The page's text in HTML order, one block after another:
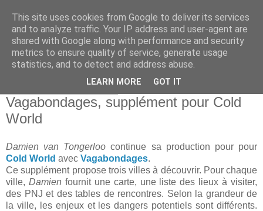
Vagabondages, supplément pour Cold
World
Damien van Tongerloo continue sa production pour pour
Cold World avec Vagabondages.
Ce supplément propose trois villes à découvrir. Pour chaque
ville, Damien fournit une carte, une liste des lieux à visiter,
des PNJ et des tables de rencontres. Selon la grandeur de
la ville, les enjeux et les dangers potentiels sont différents.
This site uses cookies from Google to deliver its services
and to analyze traffic. Your IP address and user-agent are
shared with Google along with performance and security
metrics to ensure quality of service, generate usage
statistics, and to detect and address abuse.
LEARN MORE GOT IT